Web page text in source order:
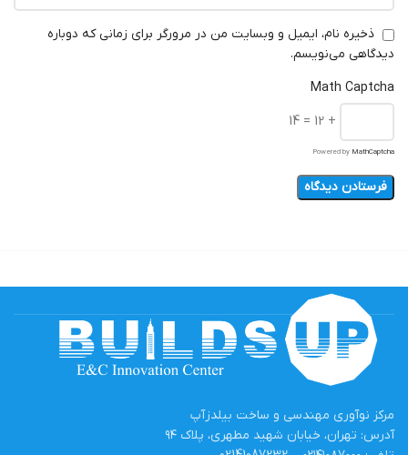
ذخیره نام، ایمیل و وبسایت من در مرورگر برای زمانی که دوباره
دیدگاهی می‌نویسم.
Math Captcha
+ 12 = 14
Powered by MathCaptcha
مرکز نوآوری مهندسی و ساخت بیلدزآپ
آدرس: تهران، خیابان شهید مطهری، پلاک ۹۴